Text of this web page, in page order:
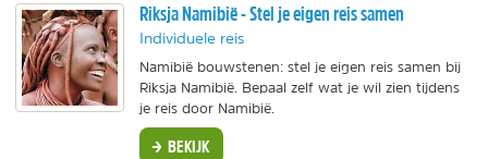
Riksja Namibië - Stel je eigen reis samen
Individuele reis
Namibië bouwstenen: stel je eigen reis samen bij
Riksja Namibië. Bepaal zelf wat je wil zien tijdens
je reis door Namibië.
BEKIJK